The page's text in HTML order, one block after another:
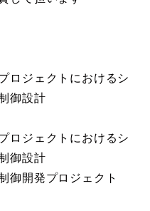
ロジェクトにおけるシ
御設計
ロジェクトにおけるシ
御設計
御開発プロジェクト